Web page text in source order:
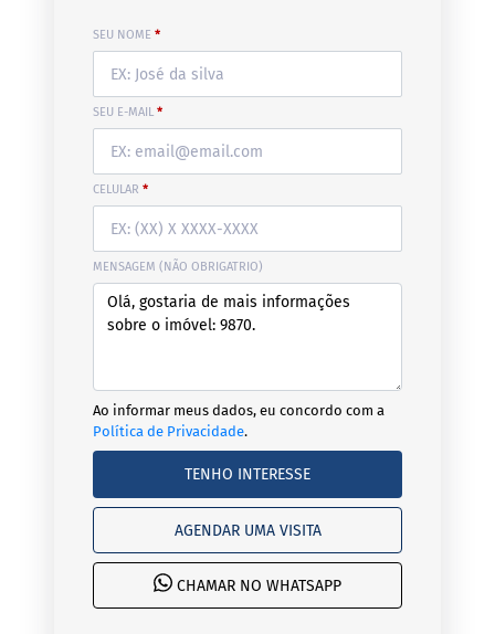
SEU NOME *
SEU E-MAIL *
CELULAR *
MENSAGEM (NÃO OBRIGATRIO)
Ao informar meus dados, eu concordo com a
Política de Privacidade.
TENHO INTERESSE
AGENDAR UMA VISITA
CHAMAR NO WHATSAPP